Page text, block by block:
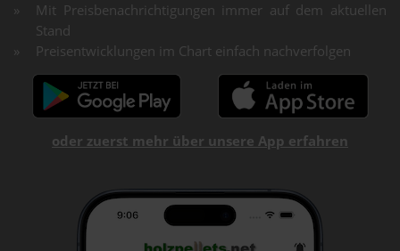
Mit Preisbenachrichtigungen immer auf dem aktuellen
Stand
Preisentwicklungen im Chart einfach nachverfolgen
oder zuerst mehr über unsere App erfahren